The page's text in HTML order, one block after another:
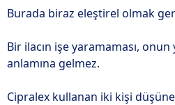
Burada biraz eleştirel olmak
Bir ilacın işe yaramaması, onun
anlamına gelmez.
Cipralex kullanan iki kişi